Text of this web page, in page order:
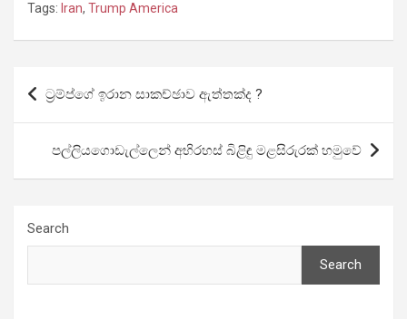
Tags: Iran, Trump America
Post
navigation
ට්‍රම්ප්ගේ ඉරාන සාකච්ඡාව ඇත්තක්ද ?
පල්ලියගොඩැල්ලෙන් අභිරහස් බිළිඳු මළසිරුරක් හමුවේ
Search
Search